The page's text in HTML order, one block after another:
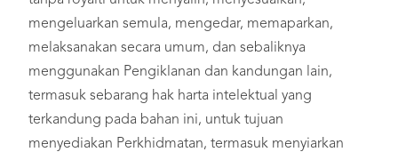
mengeluarkan semula, mengedar, memaparkan,
melaksanakan secara umum, dan sebaliknya
menggunakan Pengiklanan dan kandungan lain,
termasuk sebarang hak harta intelektual yang
terkandung pada bahan ini, untuk tujuan
menyediakan Perkhidmatan, termasuk menyiarkan